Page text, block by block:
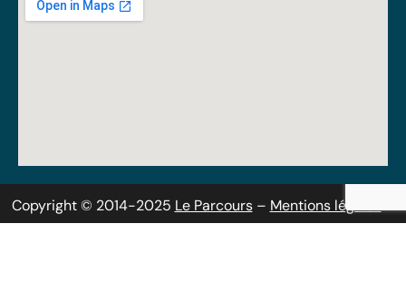
Copyright © 2014-2025 Le Parcours– Mentions légales–